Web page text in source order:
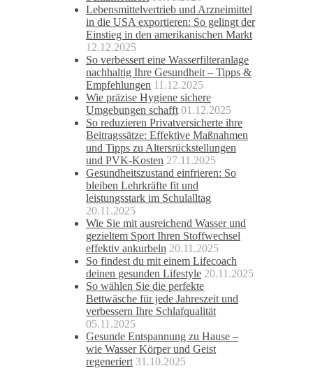
Lebensmittelvertrieb und Arzneimittel
in die USA exportieren: So gelingt der
Einstieg in den amerikanischen Markt
12.12.2025
So verbessert eine Wasserfilteranlage
nachhaltig Ihre Gesundheit – Tipps &
Empfehlungen 11.12.2025
Wie präzise Hygiene sichere
Umgebungen schafft 01.12.2025
So reduzieren Privatversicherte ihre
Beitragssätze: Effektive Maßnahmen
und Tipps zu Altersrückstellungen
und PVK-Kosten 27.11.2025
Gesundheitszustand einfrieren: So
bleiben Lehrkräfte fit und
leistungsstark im Schulalltag
20.11.2025
Wie Sie mit ausreichend Wasser und
gezieltem Sport Ihren Stoffwechsel
effektiv ankurbeln 20.11.2025
So findest du mit einem Lifecoach
deinen gesunden Lifestyle 20.11.2025
So wählen Sie die perfekte
Bettwäsche für jede Jahreszeit und
verbessern Ihre Schlafqualität
05.11.2025
Gesunde Entspannung zu Hause –
wie Wasser Körper und Geist
regeneriert 31.10.2025